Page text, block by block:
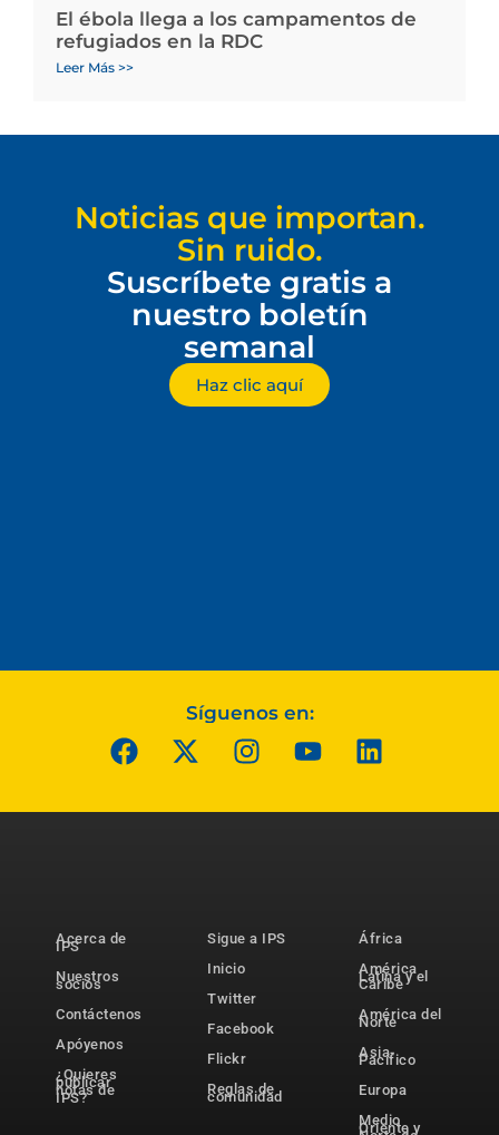
El ébola llega a los campamentos de
refugiados en la RDC
Leer Más >>
Noticias que importan.
Sin ruido.
Suscríbete gratis a
nuestro boletín
semanal
Haz clic aquí
Síguenos en:
Acerca de
IPS
Nuestros
socios
Contáctenos
Apóyenos
¿Quieres
publicar
notas de
IPS?
Sigue a IPS
Inicio
Twitter
Facebook
Flickr
Reglas de
comunidad
África
América
Latina y el
Caribe
América del
Norte
Asia-
Pacífico
Europa
Medio
Oriente y